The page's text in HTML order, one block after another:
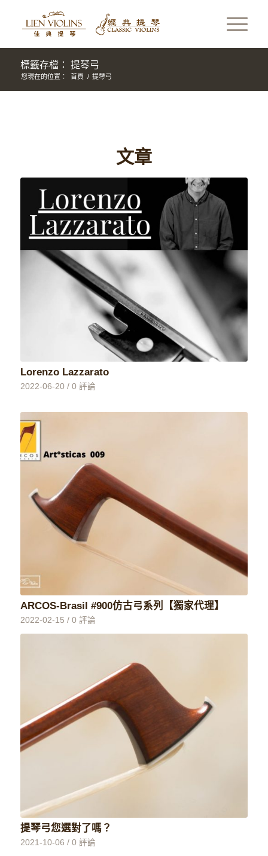
標籤存檔： 提琴弓
您現在的位置： 首頁 / 提琴弓
文章
Lorenzo Lazzarato
2022-06-20 / 0 評論
ARCOS-Brasil #900仿古弓系列【獨家代理】
2022-02-15 / 0 評論
提琴弓您選對了嗎？
2021-10-06 / 0 評論